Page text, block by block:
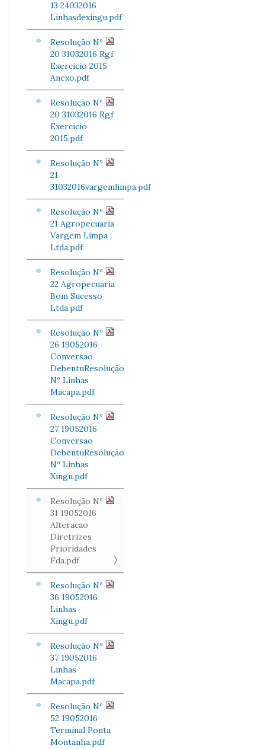
13 24032016
Linhasdexingu.pdf
Resolução Nº
20 31032016 Rgf
Exercicio 2015
Anexo.pdf
Resolução Nº
20 31032016 Rgf
Exercicio
2015.pdf
Resolução Nº
21
31032016vargemlimpa.pdf
Resolução Nº
21 Agropecuaria
Vargem Limpa
Ltda.pdf
Resolução Nº
22 Agropecuaria
Bom Sucesso
Ltda.pdf
Resolução Nº
26 19052016
Conversao
DebentuResolução
Nº Linhas
Macapa.pdf
Resolução Nº
27 19052016
Conversao
DebentuResolução
Nº Linhas
Xingu.pdf
Resolução Nº
31 19052016
Alteracao
Diretrizes
Prioridades
Fda.pdf
Resolução Nº
36 19052016
Linhas
Xingu.pdf
Resolução Nº
37 19052016
Linhas
Macapa.pdf
Resolução Nº
52 19052016
Terminal Ponta
Montanha.pdf